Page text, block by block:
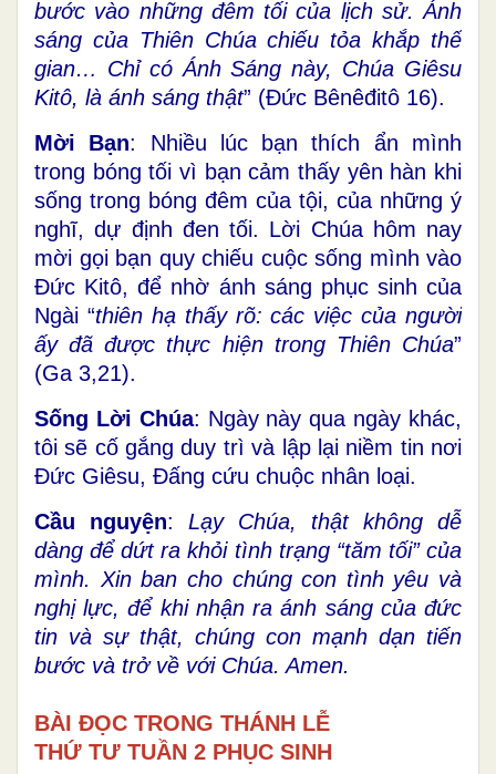
bước vào những đêm tối của lịch sử. Ánh
sáng của Thiên Chúa chiếu tỏa khắp thế
gian… Chỉ có Ánh Sáng này, Chúa Giêsu
Kitô, là ánh sáng thật” (Đức Bênêđitô 16).
Mời Bạn: Nhiều lúc bạn thích ẩn mình
trong bóng tối vì bạn cảm thấy yên hàn khi
sống trong bóng đêm của tội, của những ý
nghĩ, dự định đen tối. Lời Chúa hôm nay
mời gọi bạn quy chiếu cuộc sống mình vào
Đức Kitô, để nhờ ánh sáng phục sinh của
Ngài “thiên hạ thấy rõ: các việc của người
ấy đã được thực hiện trong Thiên Chúa”
(Ga 3,21).
Sống Lời Chúa: Ngày này qua ngày khác,
tôi sẽ cố gắng duy trì và lập lại niềm tin nơi
Đức Giêsu, Đấng cứu chuộc nhân loại.
Cầu nguyện: Lạy Chúa, thật không dễ
dàng để dứt ra khỏi tình trạng “tăm tối” của
mình. Xin ban cho chúng con tình yêu và
nghị lực, để khi nhận ra ánh sáng của đức
tin và sự thật, chúng con mạnh dạn tiến
bước và trở về với Chúa. Amen.
BÀI ĐỌC TRONG THÁNH LỄ
THỨ TƯ TUẦN 2 PHỤC SINH